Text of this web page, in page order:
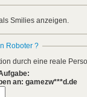
Smilies anzeigen.
Roboter ?
durch eine reale
an: gamezw***d.de